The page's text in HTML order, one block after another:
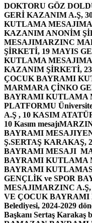
DOKTORU GÖZ
GERİ KAZANIM A.Ş,
KUTLAMA MESAJI
KAZANIM ANONİM
MESAJIMARZINC
ŞİRKETİ, 19 MAYIS
KUTLAMA MESAJI
KAZANIM ŞİRKETİ,
ÇOCUK BAYRAMI
MARMARA ÇİNKO
BAYRAMI KUTLAMA
PLATFORMU
A.Ş , 10 KASIM
10 Kasım mesajı
BAYRAMI MESAJI
Ş.SERTAŞ
BAYRAMI MESAJI
BAYRAMI KUTLAMA
BAYRAMI
GENÇLİK ve SPOR
MESAJIMARZINC
VE ÇOCUK
Belediyesi, 2024-2029
Başkanı Sertaş Karakaş